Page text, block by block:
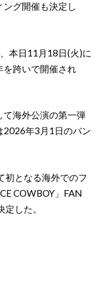
グ開催も決定し
本日11月18日(火)に
跨いで開催され
て海外公演の第一弾
2026年3月1日のバン
初となる海外でのフ
COWBOY」FAN
した。